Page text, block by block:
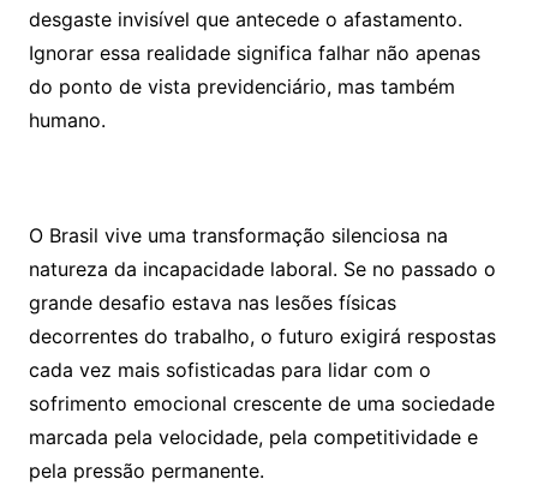
desgaste invisível que antecede o afastamento.
Ignorar essa realidade significa falhar não apenas
do ponto de vista previdenciário, mas também
humano.
O Brasil vive uma transformação silenciosa na
natureza da incapacidade laboral. Se no passado o
grande desafio estava nas lesões físicas
decorrentes do trabalho, o futuro exigirá respostas
cada vez mais sofisticadas para lidar com o
sofrimento emocional crescente de uma sociedade
marcada pela velocidade, pela competitividade e
pela pressão permanente.